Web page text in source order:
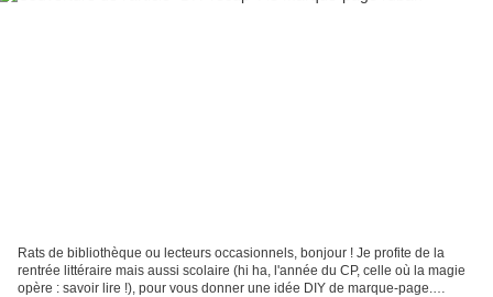
Rats de bibliothèque ou lecteurs occasionnels, bonjour ! Je profite de la
rentrée littéraire mais aussi scolaire (hi ha, l'année du CP, celle où la magie
opère : savoir lire !), pour vous donner une idée DIY de marque-page.